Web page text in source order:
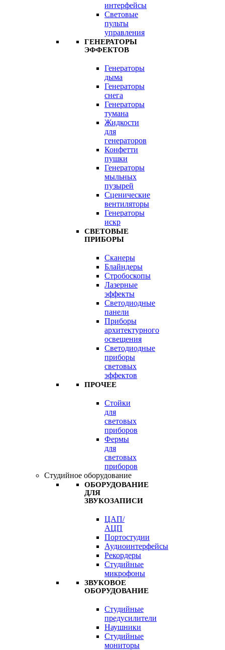
интерфейсы
Световые
пульты
управления
ГЕНЕРАТОРЫ
ЭФФЕКТОВ
Генераторы
дыма
Генераторы
снега
Генераторы
тумана
Жидкости
для
генераторов
Конфетти
пушки
Генераторы
мыльных
пузырей
Сценические
вентиляторы
Генераторы
искр
СВЕТОВЫЕ
ПРИБОРЫ
Сканеры
Блайндеры
Стробоскопы
Лазерные
эффекты
Светодиодные
панели
Приборы
архитектурного
освещения
Светодиодные
приборы
световых
эффектов
ПРОЧЕЕ
Стойки
для
световых
приборов
Фермы
для
световых
приборов
Студийное оборудование
ОБОРУДОВАНИЕ
ДЛЯ
ЗВУКОЗАПИСИ
ЦАП/
АЦП
Портостудии
Аудиоинтерфейсы
Рекордеры
Студийные
микрофоны
ЗВУКОВОЕ
ОБОРУДОВАНИЕ
Студийные
предусилители
Наушники
Студийные
мониторы